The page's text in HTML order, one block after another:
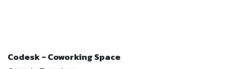
Codesk - Coworking Space